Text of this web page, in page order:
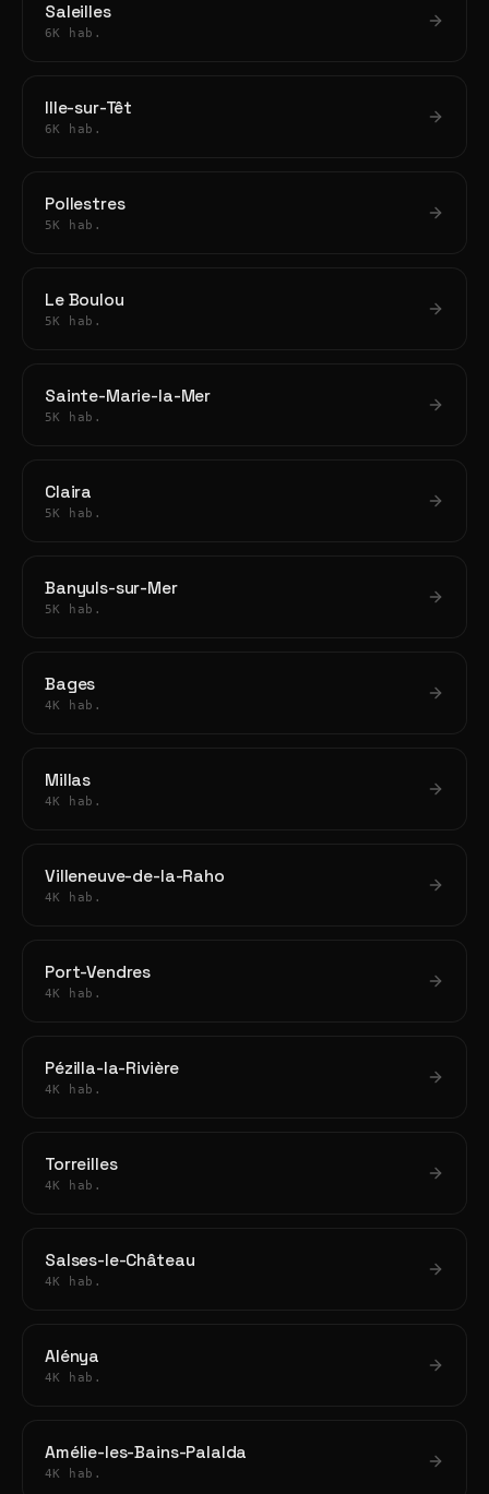
Saleilles
6K hab.
Ille-sur-Têt
6K hab.
Pollestres
5K hab.
Le Boulou
5K hab.
Sainte-Marie-la-Mer
5K hab.
Claira
5K hab.
Banyuls-sur-Mer
5K hab.
Bages
4K hab.
Millas
4K hab.
Villeneuve-de-la-Raho
4K hab.
Port-Vendres
4K hab.
Pézilla-la-Rivière
4K hab.
Torreilles
4K hab.
Salses-le-Château
4K hab.
Alénya
4K hab.
Amélie-les-Bains-Palalda
4K hab.